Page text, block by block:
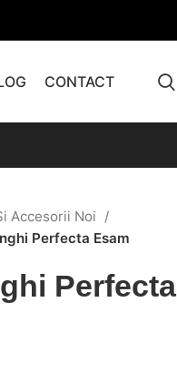
CONTACT
Accesorii Noi
Perfecta Esam
Perfecta